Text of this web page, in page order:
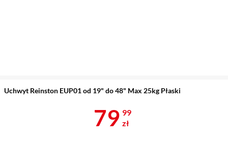
Uchwyt Reinston EUP01 od 19" do 48" Max 25kg Płaski
Cena 79,99
79 99
zł